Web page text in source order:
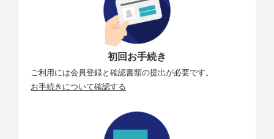
初回お手続き
ご利用には会員登録と確認書類の提出が必要です。
お手続きについて確認する